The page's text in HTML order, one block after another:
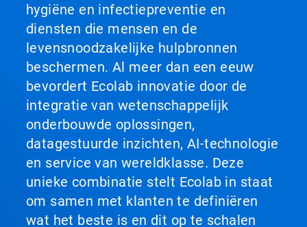
hygiëne en infectiepreventie en
diensten die mensen en de
levensnoodzakelijke hulpbronnen
beschermen. Al meer dan een eeuw
bevordert Ecolab innovatie door de
integratie van wetenschappelijk
onderbouwde oplossingen,
datagestuurde inzichten, AI-technologie
en service van wereldklasse. Deze
unieke combinatie stelt Ecolab in staat
om samen met klanten te definiëren
wat het beste is en dit op te schalen